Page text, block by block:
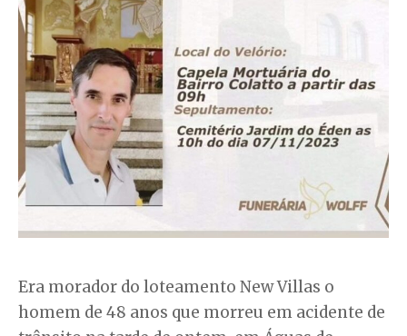
Era morador do loteamento New Villas o
homem de 48 anos que morreu em acidente de